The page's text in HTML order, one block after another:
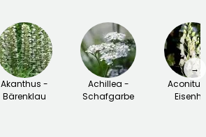
Akanthus -
Bärenklau
Achillea -
Schafgarbe
→